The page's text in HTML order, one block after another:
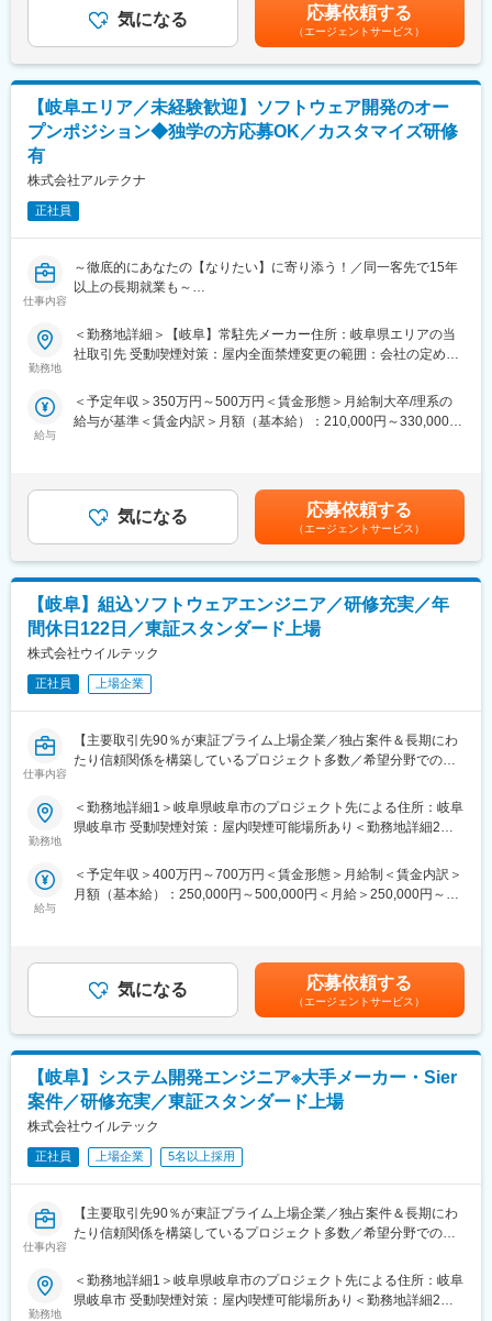
愛知県岡崎市にあるリコーグループの主要生産関連会社で、80年
以上にわたる腕時計設計・製造で培った精密加工技術、自動化設
備設計技術などをベースに、精密部品加工、自動化設備の開発設
計（メカ、エレキ、ソフト）、防衛機器の開発設計など幅広い分
野で事業展開しています。
変更の範囲：会社の定める業務
・機械設計・レイアウト設計
・新規装置の仕様策定・設計・製作フォロー・評価
・技術トラブル発生時の原因究明・技術判断
・協力会社（外注先）との技術折衝・仕様調整
■部署ミッション・特徴：
・自動化設備における得意技術の拡充
・既存装置の改良ではなく、構想段階からの商品開発
・開発期間：約3年スパン
・装置の構想～商品設計まで一貫して関与
・外注・協力会社を活用しながら進行
■当社の特徴：
愛知県岡崎市にあるリコーグループの主要生産関連会社で、80年
以上にわたる腕時計設計・製造で培った精密加工技術、自動化設
変更の範囲：会社の定める業務
年度支給実績5.19ヶ月分賃金はあくまでも目安の金額であり、選
考を通じて上下する可能性があります。賃金はあくまでも目安の
金額であり、選考を通じて上下する可能性があります。月給(月額)
は固定手当を含めた表記です。
気になる 応募依頼する
（エージェントサービス）
【岐阜エリア／未経験歓迎】ソフトウェア開発のオー
プンポジション◆独学の方応募OK／カスタマイズ研修
有
株式会社アルテクナ
正社員
仕事内容
～徹底的にあなたの【なりたい】に寄り添う！／同一客先で15年
以上の長期就業も～
■業務内容
岐阜近隣エリアの大手企業を中心に、多種多様な案件の中からご
Iot化に伴う環境構築/基幹システムとのAPI連携/工作機械ソフトウ
ェア開発/航空機関連システム開発/Java、oracleを用いた生産課管
■教育体制
機械・電気・ソフト等各分野における教育の専門部隊 (プロ講師)
が社内常駐！マンツーマンでのオンライン研修で、あなたのスキ
ルレベルに個別カスタマイズした研修をご用意。1～2カ月の研修
を経て、就業先で不安なく活躍いただくための土台づくりをサポ
ートします。
■エンジニアファースト
社長が元技術者という事もあり、技術者をとても大切する会社で
す。 当社では「入社後の活躍」を目的に、採用～入社後までエン
属先候補を提示。入社後も専属担当がキャリアサポート的な面も
含めみなさんをサポートします。営業一人が担当するエンジニア
望があれば、客先への打診や新規案件の獲得などあなたのキャリ
ア実現に向け営業が伴走します！※フォロー詳細は「選考方法欄」
■企業の特徴
<幅広い技術のスキルアップ>
「委託業務」及び「受託開発」の拡大を図っており、様々な選択
肢の中から希望を踏まえたスキルやキャリアに合ったプロジェク
トに参画できます。
＜配属先での長期就業が可能＞
当社では数年単位で長く技術を学べる配属先を提供し、その技術
のスペシャリストとして活躍して欲しいと考えています。実際15
年以上同一配属先にて就業されている方も。
新たな技術を学びたい等、配属先の変更相談はJOBローテーショ
スキル及びご希望を踏まえたキャリアプランを一緒に考えます。
勤務地
＜勤務地詳細＞【岐阜】常駐先メーカー住所：岐阜県エリアの当
社取引先 受動喫煙対策：屋内全面禁煙変更の範囲：会社の定める
給与
＜予定年収＞350万円～500万円＜賃金形態＞月給制大卒/理系の
給与が基準＜賃金内訳＞月額（基本給）：210,000円～330,000円
万円/30歳460万円/35歳(主任)505万円（基本給＋賞与＋残業代）※
大卒理系・22歳入社の事例賃金はあくまでも目安の金額であり、
選考を通じて上下する可能性があります。月給(月額)は固定手当を
含めた表記です。
気になる 応募依頼する
（エージェントサービス）
【岐阜】組込ソフトウェアエンジニア／研修充実／年
間休日122日／東証スタンダード上場
株式会社ウイルテック
正社員 上場企業
仕事内容
【主要取引先90％が東証プライム上場企業／独占案件＆長期にわ
たり信頼関係を構築しているプロジェクト多数／希望分野での配
122日・プライベート重視の働き方◎】
を中心とした開発プロジェクトで自動車関連制御ソフト(車輛
ECU、走行支援制御、通信系等）を中心にソフト開発を担当頂き
■配属先
・エンジニアリング事業本部にて約600 名が活躍中
※配属先平均人数は約5人で複数名でのプロジェクト着手が基本と
なります。
就業形態は下記いずれかの就業形態となります。
・自社開発センターでの勤務（受託契約）
・クライアント企業での勤務（構内請負契約/派遣契約）
■リモートワーク
■教育・研修体制
ンから受け入れ後のフォローまでを一気通貫でサポートします。
また、技術管理担当と営業が定期的に面談を行い、仕事内容や職
勤務地
＜勤務地詳細1＞岐阜県岐阜市のプロジェクト先による住所：岐阜
県岐阜市 受動喫煙対策：屋内喫煙可能場所あり＜勤務地詳細2＞
煙対策：屋内喫煙可能場所あり変更の範囲：会社の定める事業所
給与
＜予定年収＞400万円～700万円＜賃金形態＞月給制＜賃金内訳＞
月額（基本給）：250,000円～500,000円＜月給＞250,000円～
あくまでも目安の金額であり、選考を通じて上下する可能性があ
ります。月給(月額)は固定手当を含めた表記です。
気になる 応募依頼する
（エージェントサービス）
【岐阜】システム開発エンジニア※大手メーカー・Sier
案件／研修充実／東証スタンダード上場
株式会社ウイルテック
正社員 上場企業 5名以上採用
仕事内容
【主要取引先90％が東証プライム上場企業／独占案件＆長期にわ
たり信頼関係を構築しているプロジェクト多数／希望分野での配
122日・プライベート重視の働き方◎】
■職務内容
勤務地
＜勤務地詳細1＞岐阜県岐阜市のプロジェクト先による住所：岐阜
県岐阜市 受動喫煙対策：屋内喫煙可能場所あり＜勤務地詳細2＞